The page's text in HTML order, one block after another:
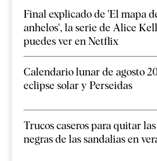
Final explicado de 'El mapa
anhelos', la serie de Alice
puedes ver en Netflix
Calendario lunar de agosto
eclipse solar y Perseidas
Trucos caseros para quitar
negras de las sandalias en